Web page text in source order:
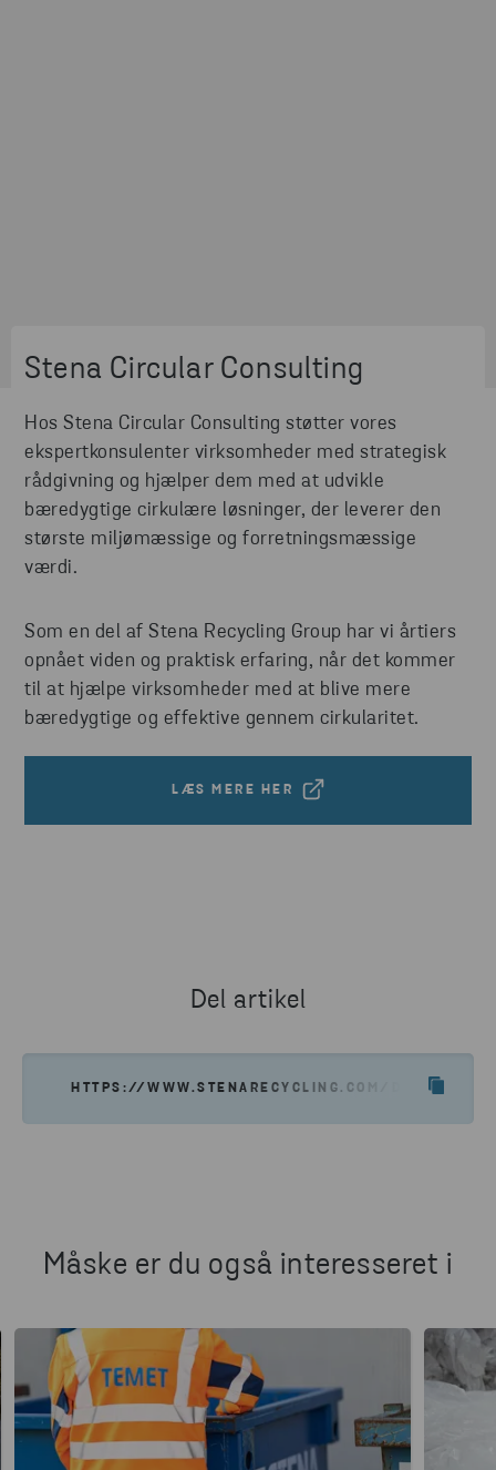
Stena Circular Consulting
Hos Stena Circular Consulting støtter vores
ekspertkonsulenter virksomheder med strategisk
rådgivning og hjælper dem med at udvikle
bæredygtige cirkulære løsninger, der leverer den
største miljømæssige og forretningsmæssige
værdi.
Som en del af Stena Recycling Group har vi årtiers
opnået viden og praktisk erfaring, når det kommer
til at hjælpe virksomheder med at blive mere
bæredygtige og effektive gennem cirkularitet.
LÆS MERE HER
Del artikel
HTTPS://WWW.STENARECYCLING.COM/DA/
Måske er du også interesseret i